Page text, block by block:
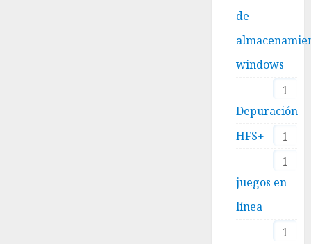
de
windows
1
Depuración
1
HFS+
1
juegos en
línea
1